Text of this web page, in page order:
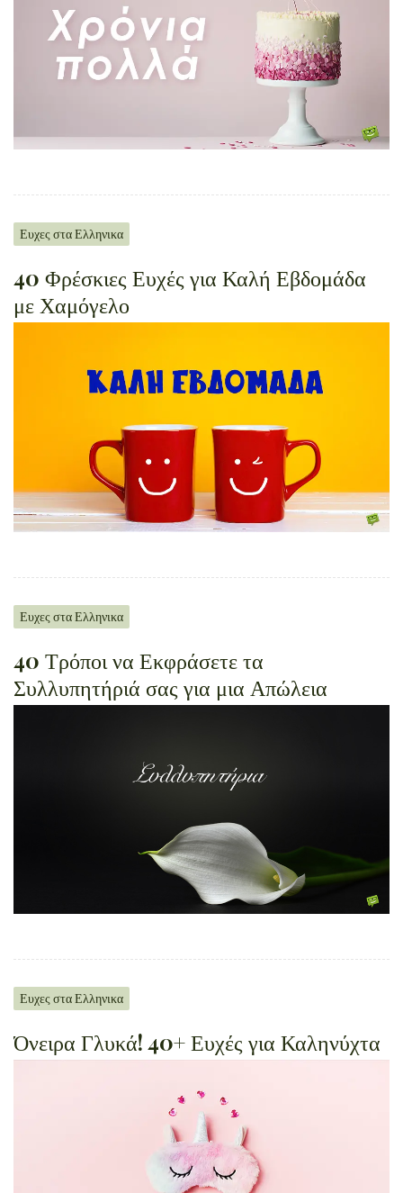
Ευχες στα Ελληνικα
40 Φρέσκιες Ευχές για Καλή Εβδομάδα
με Χαμόγελο
Ευχες στα Ελληνικα
40 Τρόποι να Εκφράσετε τα
Συλλυπητήριά σας για μια Απώλεια
Ευχες στα Ελληνικα
Όνειρα Γλυκά! 40+ Ευχές για Καληνύχτα